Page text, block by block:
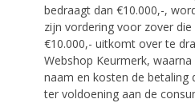
bedraagt dan €10.000,-,
zijn vordering voor zover
€10.000,- uitkomt over te
Webshop Keurmerk,
naam en kosten de betaling
ter voldoening aan de